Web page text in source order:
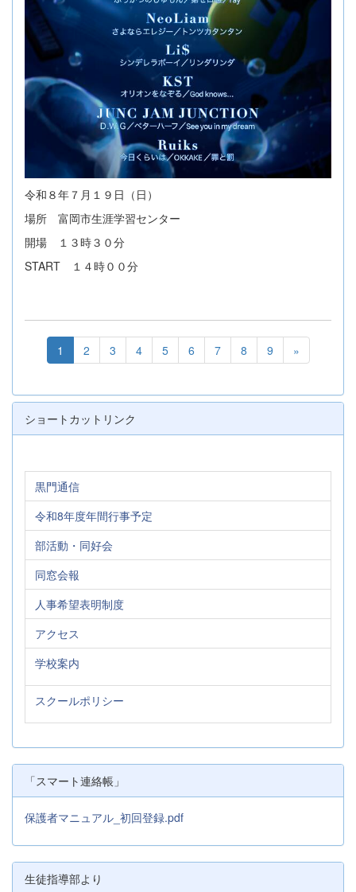
令和８年７月１９日（日）
場所 富岡市生涯学習センター
開場 １３時３０分
START １４時００分
1 2 3 4 5 6 7 8 9 »
ショートカットリンク
黒門通信
令和8年度年間行事予定
部活動・同好会
同窓会報
人事希望表明制度
アクセス
学校案内
スクールポリシー
「スマート連絡帳」
保護者マニュアル_初回登録.pdf
生徒指導部より